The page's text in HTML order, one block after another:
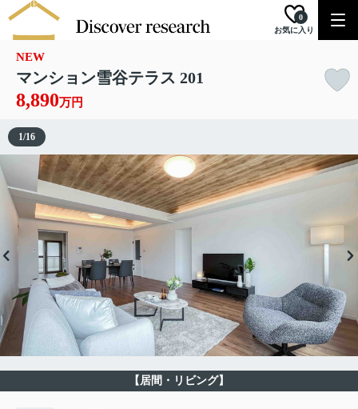
お気に入り
0
NEW
マンション雪谷テラス 201
8,890万円
【居間・リビング】
1/16